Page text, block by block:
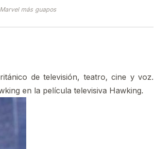
más guapos
de televisión, teatro, cine y voz.​
en la película televisiva Hawking.